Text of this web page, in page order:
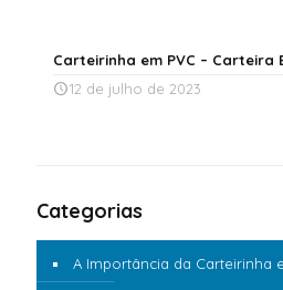
Carteirinha em PVC – Carteira
12 de julho de 2023
Categorias
A Importância da Carteirinha